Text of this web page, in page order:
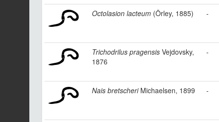
Octolasion lacteum (Örley, 1885) -
Trichodrilus pragensis Vejdovsky,
1876
-
Nais bretscheriMichaelsen, 1899 -